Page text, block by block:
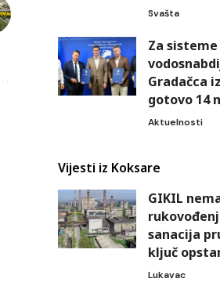
Svašta
Za sisteme
Gradačca
gotovo 14
Aktuelnosti
Vijesti iz Koksare
GIKIL
sanacija
ključ
Lukavac